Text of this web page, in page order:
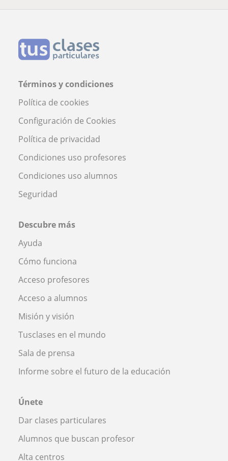
Términos y condiciones
Política de cookies
Configuración de Cookies
Política de privacidad
Condiciones uso profesores
Condiciones uso alumnos
Seguridad
Descubre más
Ayuda
Cómo funciona
Acceso profesores
Acceso a alumnos
Misión y visión
Tusclases en el mundo
Sala de prensa
Informe sobre el futuro de la educación
Únete
Dar clases particulares
Alumnos que buscan profesor
Alta centros